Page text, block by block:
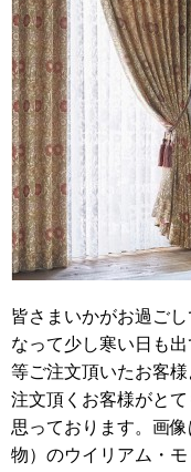
皆さまいかがお過ご
なって少し寒い日も
等ご注文頂いたお客
注文頂くお客様がと
思っております。画
物）のウイリアム・